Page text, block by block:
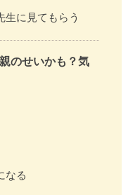
に見てもらう
のせいかも？気
なる